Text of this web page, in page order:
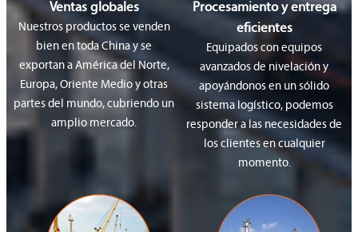
Ventas globales
Nuestros productos se venden
bien en toda China y se
exportan a América del Norte,
Europa, Oriente Medio y otras
partes del mundo, cubriendo un
amplio mercado.
Procesamiento y entrega
eficientes
Equipados con equipos
avanzados de nivelación y
apoyándonos en un sólido
sistema logístico, podemos
responder a las necesidades de
los clientes en cualquier
momento.